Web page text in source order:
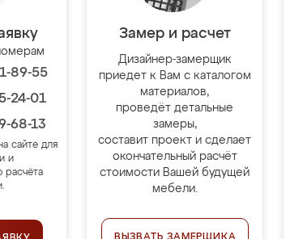
89-55
24-01
68-13
сайте для
и
расчёта
Замер и расчет
Дизайнер-замерщик
приедет к Вам с каталогом
материалов,
проведёт детальные
замеры,
составит проект и сделает
окончательный расчёт
стоимости Вашей будущей
мебели.